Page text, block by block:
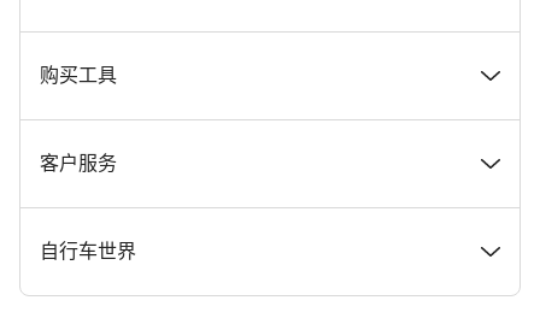
在 Canyon 工作
Canyon 新闻发布室
条款和条件
新闻和故事
提示和建议
Canyon Home Koblenz
购买工具
找到您梦寐以求的 Canyon 自行车
现货自行车
客户服务
支持中心
自行车世界